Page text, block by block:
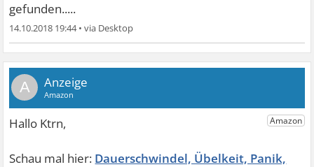
gefunden.....
14.10.2018 19:44•
A
Dauerschwindel, Übelkeit, Panik,